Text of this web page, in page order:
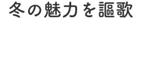
冬の魅力を謳歌